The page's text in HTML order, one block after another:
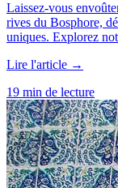
Laissez-vous
rives du Bosphore,
uniques. Explorez
Lire l'article →
19 min de lecture